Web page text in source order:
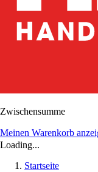
Zwischensumme
Meinen Warenkorb
Loading...
Startseite